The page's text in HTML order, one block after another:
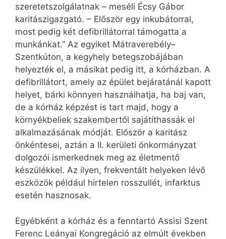
szeretetszolgálatnak – meséli Écsy Gábor
karitászigazgató. – Először egy inkubátorral,
most pedig két defibrillátorral támogatta a
munkánkat.” Az egyiket Mátraverebély–
Szentkúton, a kegyhely betegszobájában
helyezték el, a másikat pedig itt, a kórházban. A
defibrillátort, amely az épület bejáratánál kapott
helyet, bárki könnyen használhatja, ha baj van,
de a kórház képzést is tart majd, hogy a
környékbeliek szakembertől sajátíthassák el
alkalmazásának módját. Először a karitász
önkéntesei, aztán a II. kerületi önkormányzat
dolgozói ismerkednek meg az életmentő
készülékkel. Az ilyen, frekventált helyeken lévő
eszközök például hirtelen rosszullét, infarktus
esetén hasznosak.
Egyébként a kórház és a fenntartó Assisi Szent
Ferenc Leányai Kongregáció az elmúlt években